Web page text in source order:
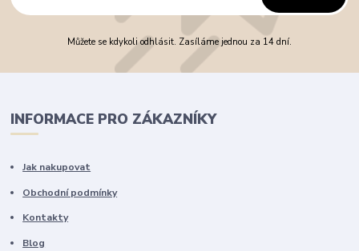
Můžete se kdykoli odhlásit. Zasíláme jednou za 14 dní.
INFORMACE PRO ZÁKAZNÍKY
Jak nakupovat
Obchodní podmínky
Kontakty
Blog